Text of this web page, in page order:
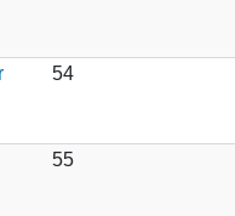
54
55